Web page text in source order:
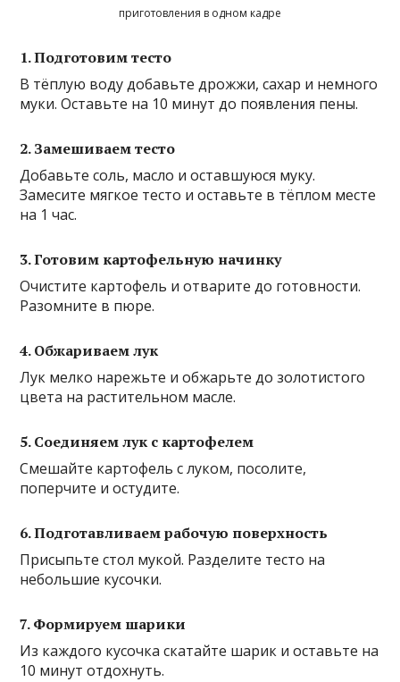
приготовления в одном кадре
1. Подготовим тесто
В тёплую воду добавьте дрожжи, сахар и немного
муки. Оставьте на 10 минут до появления пены.
2. Замешиваем тесто
Добавьте соль, масло и оставшуюся муку.
Замесите мягкое тесто и оставьте в тёплом месте
на 1 час.
3. Готовим картофельную начинку
Очистите картофель и отварите до готовности.
Разомните в пюре.
4. Обжариваем лук
Лук мелко нарежьте и обжарьте до золотистого
цвета на растительном масле.
5. Соединяем лук с картофелем
Смешайте картофель с луком, посолите,
поперчите и остудите.
6. Подготавливаем рабочую поверхность
Присыпьте стол мукой. Разделите тесто на
небольшие кусочки.
7. Формируем шарики
Из каждого кусочка скатайте шарик и оставьте на
10 минут отдохнуть.